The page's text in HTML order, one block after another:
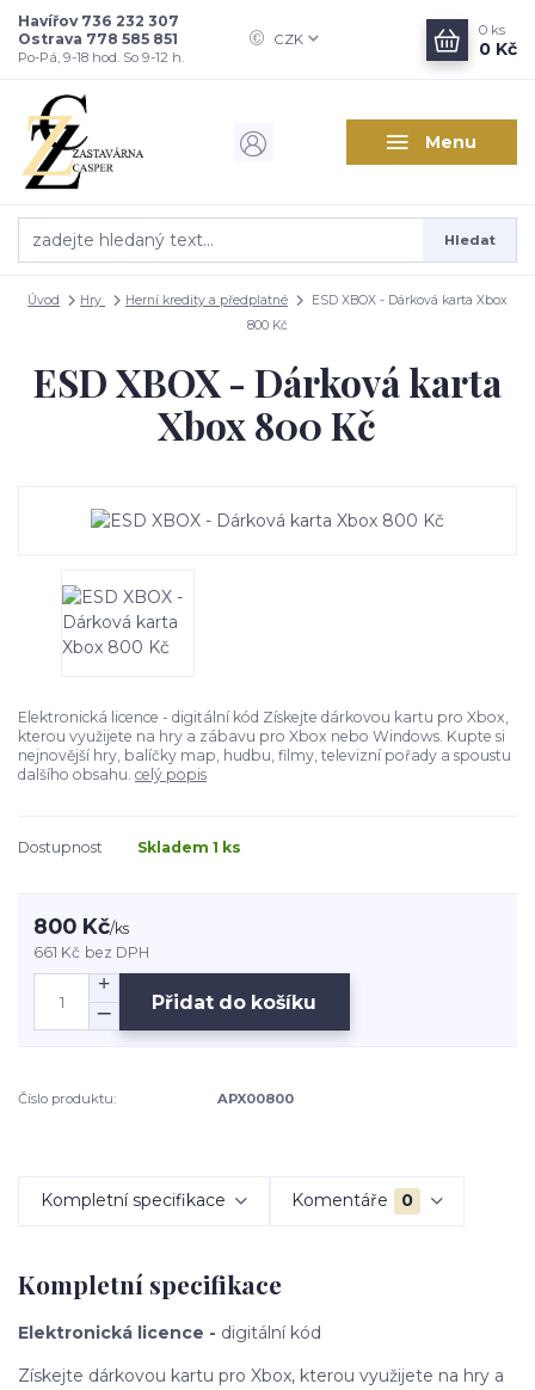
Menu
CZK
Hledat
Havířov 736 232 307
Ostrava 778 585 851
Po-Pá, 9-18 hod. So 9-12 h.
0 ks
0 Kč
Úvod Hry Herní kredity a předplatné
ESD XBOX - Dárková karta Xbox
800 Kč
ESD XBOX - Dárková karta
Xbox 800 Kč
Elektronická licence - digitální kód Získejte dárkovou kartu pro Xbox,
kterou využijete na hry a zábavu pro Xbox nebo Windows. Kupte si
nejnovější hry, balíčky map, hudbu, filmy, televizní pořady a spoustu
dalšího obsahu. celý popis
Dostupnost Skladem 1 ks
800 Kč/ks
661 Kč bez DPH
Přidat do košíku
Číslo produktu: APX00800
Kompletní specifikace Komentáře 0
Kompletní specifikace
Elektronická licence - digitální kód
Získejte dárkovou kartu pro Xbox, kterou využijete na hry a